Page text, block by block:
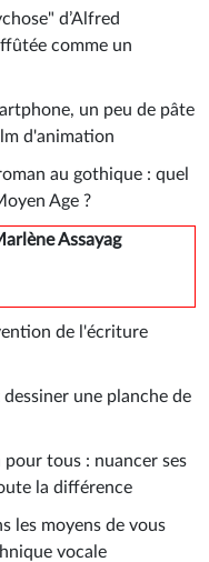
d’Alfred
comme un
un peu de pâte
d'animation
au gothique : quel
Age ?
Assayag
de l'écriture
une planche de
tous : nuancer ses
la différence
les moyens de vous
vocale